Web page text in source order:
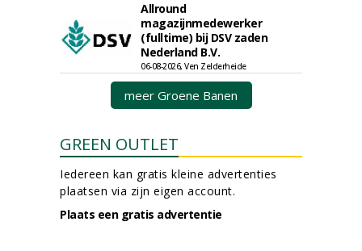
Allround
magazijnmedewerker
(fulltime) bij DSV zaden
Nederland B.V.
06-08-2026, Ven Zelderheide
meer Groene Banen
GREEN OUTLET
Iedereen kan gratis kleine advertenties
plaatsen via zijn eigen account.
Plaats een gratis advertentie